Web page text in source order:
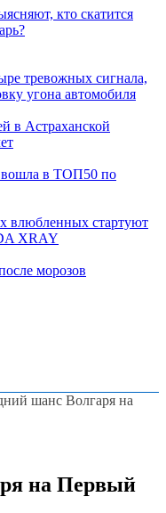
кто скатится
тревожных сигнала,
угона автомобиля
в Астраханской
вошла в ТОП50 по
влюбленных стартуют
XRAY
морозов
шанс Волгаря на
на Первый